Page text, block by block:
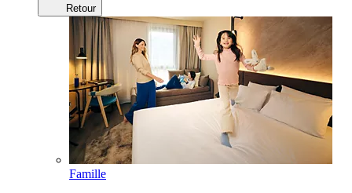
Retour
Famille